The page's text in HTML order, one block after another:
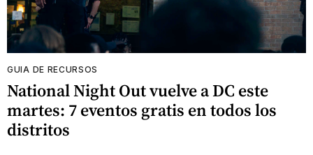
GUIA DE RECURSOS
National Night Out vuelve a DC este
martes: 7 eventos gratis en todos los
distritos